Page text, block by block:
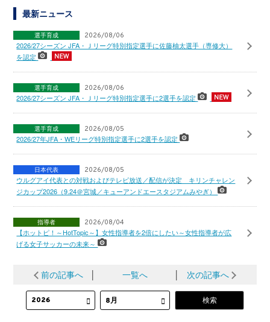
最新ニュース
選手育成 2026/08/06
2026/27シーズン JFA・Ｊリーグ特別指定選手に佐藤柚太選手（専修大）
を認定
選手育成 2026/08/06
2026/27シーズン JFA・Ｊリーグ特別指定選手に2選手を認定
選手育成 2026/08/05
2026/27年JFA・WEリーグ特別指定選手に2選手を認定
日本代表 2026/08/05
ウルグアイ代表との対戦およびテレビ放送／配信が決定 キリンチャレン
ジカップ2026（9.24＠宮城／キューアンドエースタジアムみやぎ）
指導者 2026/08/04
【ホットピ！～HotTopic～】女性指導者を2倍にしたい～女性指導者が広
げる女子サッカーの未来～
前の記事へ 一覧へ 次の記事へ